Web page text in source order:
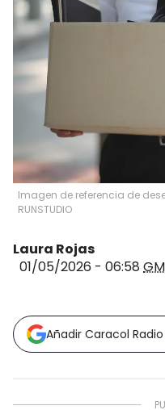
Imagen de referencia de
RUNSTUDIO
Laura Rojas
01/05/2026 - 06:58
Añadir Caracol